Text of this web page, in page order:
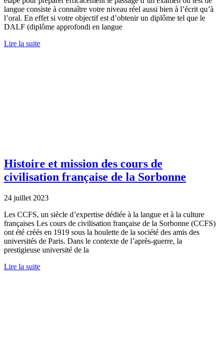
langue consiste à connaître votre niveau réel aussi bien à l’écrit qu’à
l’oral. En effet si votre objectif est d’obtenir un diplôme tel que le
DALF (diplôme approfondi en langue
Lire la suite
Histoire et mission des cours de
civilisation française de la Sorbonne
24 juillet 2023
Les CCFS, un siècle d’expertise dédiée à la langue et à la culture
françaises Les cours de civilisation française de la Sorbonne (CCFS)
ont été créés en 1919 sous la houlette de la société des amis des
universités de Paris. Dans le contexte de l’après-guerre, la
prestigieuse université de la
Lire la suite